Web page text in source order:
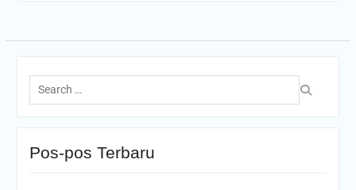
Search
for:
Pos-pos Terbaru